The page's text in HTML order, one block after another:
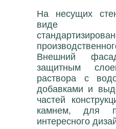
На несущих
виде
Внешний
защитным
раствора с
добавками и
частей
камнем, для
интересного